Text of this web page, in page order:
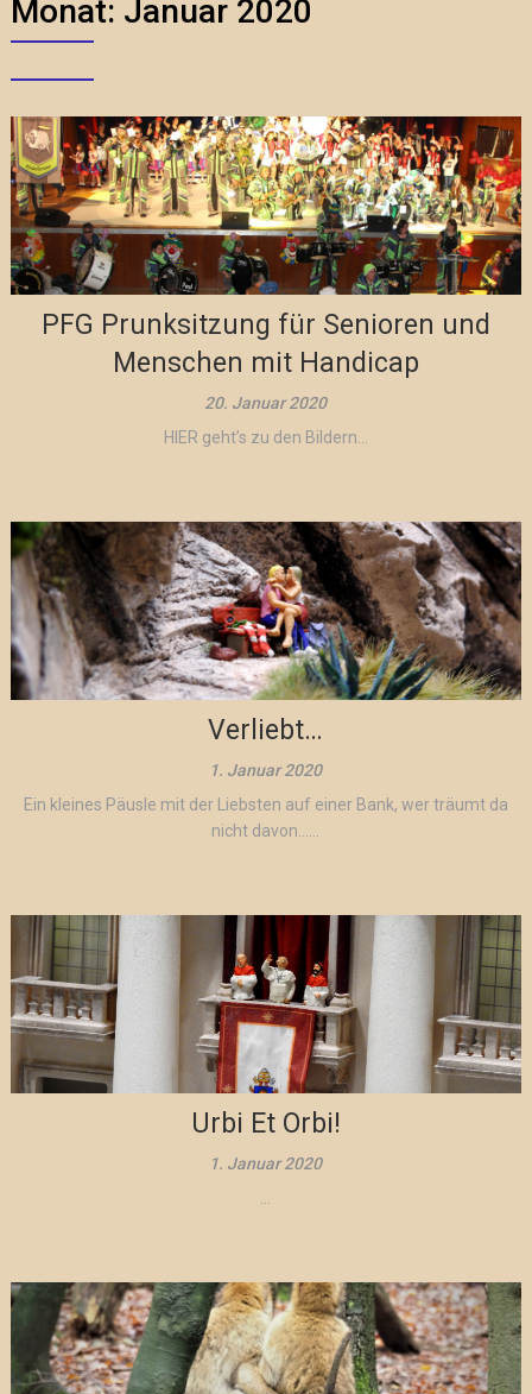
Monat: Januar 2020
PFG Prunksitzung für Senioren und
Menschen mit Handicap
20. Januar 2020
HIER geht’s zu den Bildern...
Verliebt…
1. Januar 2020
Ein kleines Päusle mit der Liebsten auf einer Bank, wer träumt da
nicht davon…...
Urbi Et Orbi!
1. Januar 2020
...